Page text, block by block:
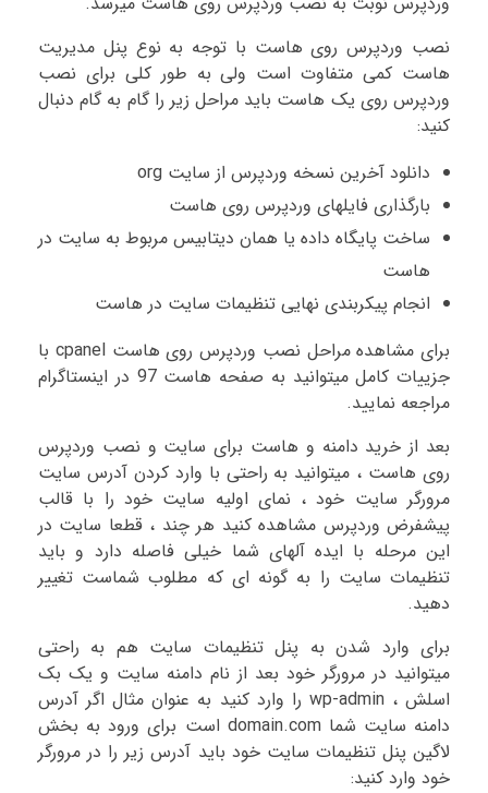
نصب وردپرس روی هاست با توجه به نوع پنل مدیریت
هاست کمی متفاوت است ولی به طور کلی برای نصب
وردپرس روی یک هاست باید مراحل زیر را گام به گام دنبال
کنید:
دانلود آخرین نسخه وردپرس از سایت org
بارگذاری فایلهای وردپرس روی هاست
ساخت پایگاه داده یا همان دیتابیس مربوط به سایت در
هاست
انجام پیکربندی نهایی تنظیمات سایت در هاست
برای مشاهده مراحل نصب وردپرس روی هاست cpanel با
جزییات کامل میتوانید به صفحه هاست 97 در اینستاگرام
مراجعه نمایید.
بعد از خرید دامنه و هاست برای سایت و نصب وردپرس
روی هاست ، میتوانید به راحتی با وارد کردن آدرس سایت
مرورگر سایت خود ، نمای اولیه سایت خود را با قالب
پیشفرض وردپرس مشاهده کنید هر چند ، قطعا سایت در
این مرحله با ایده آلهای شما خیلی فاصله دارد و باید
تنظیمات سایت را به گونه ای که مطلوب شماست تغییر
دهید.
برای وارد شدن به پنل تنظیمات سایت هم به راحتی
میتوانید در مرورگر خود بعد از نام دامنه سایت و یک بک
اسلش ، wp-admin را وارد کنید به عنوان مثال اگر آدرس
دامنه سایت شما domain.com است برای ورود به بخش
لاگین پنل تنظیمات سایت خود باید آدرس زیر را در مرورگر
خود وارد کنید: